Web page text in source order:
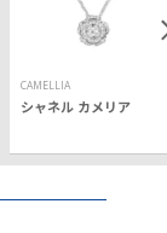
CAMELLIA
シャネル カメリア